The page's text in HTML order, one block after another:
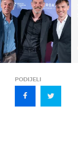
PODIJELI